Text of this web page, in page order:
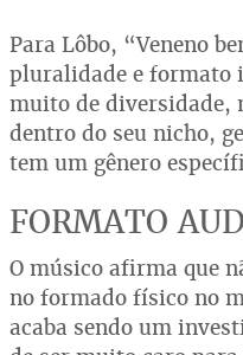
Para Lôbo, “Veneno
pluralidade e formato
muito de diversidade,
dentro do seu nicho,
tem um gênero
FORMATO
O músico afirma que
no formado físico no
acaba sendo um